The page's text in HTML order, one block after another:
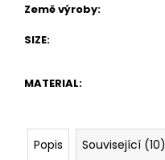
Země výroby:
SIZE:
MATERIAL:
Popis Související (10)